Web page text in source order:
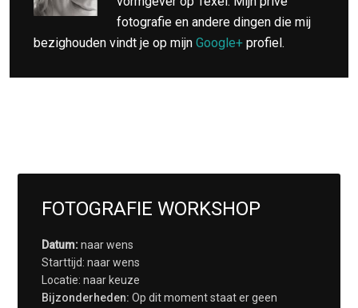
fotografie en andere dingen die mij
bezighouden vindt je op mijnGoogle+ profiel.
FOTOGRAFIE WORKSHOP
Datum:naar wens
Starttijd: naar wens
Locatie: naar keuze
Bijzonderheden: Op dit moment staat er geen